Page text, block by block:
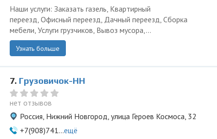
Наши услуги: Заказать газель, Квартирный
переезд, Офисный переезд, Дачный переезд, Сборка
мебели, Услуги грузчиков, Вывоз мусора,...
Узнать больше
7. Грузовичок-НН
нет отзывов
Россия, Нижний Новгород, улица Героев Космоса, 32
+7(908)741...ещё